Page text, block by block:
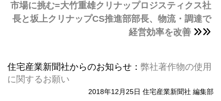
市場に挑む=大竹重雄クリナップロジスティクス社
長と坂上クリナップCS推進部部長、物流・調達で
経営効率を改善
住宅産業新聞社からのお知らせ： 弊社著作物の使用
に関するお願い
2018年12月25日 住宅産業新聞社 編集部